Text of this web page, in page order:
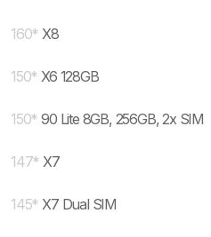
160* X8
150* X6 128GB
150* 90 Lite 8GB, 256GB, 2x SIM
147* X7
145* X7 Dual SIM